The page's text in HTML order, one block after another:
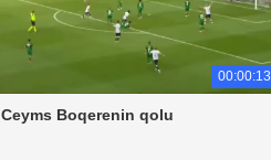
00:00:13
Ceyms Boqerenin qolu